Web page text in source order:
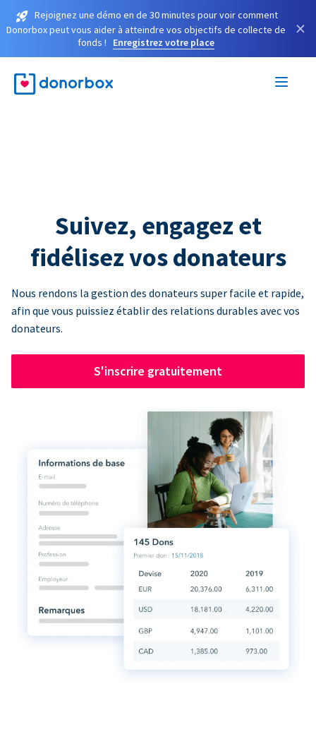
Rejoignez une démo en de 30 minutes pour voir comment
Donorbox peut vous aider à atteindre vos objectifs de collecte de
fonds !
Enregistrez votre place
×
Suivez, engagez et
fidélisez vos donateurs
Nous rendons la gestion des donateurs super facile et rapide,
afin que vous puissiez établir des relations durables avec vos
donateurs.
S'inscrire gratuitement